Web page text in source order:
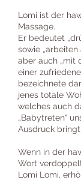
Lomi ist der
Massage.
Er bedeutet
sowie „arbeiten
aber auch „mit
einer
bezeichnete
jenes totale
welches auch
„Babytreten“
Ausdruck bringt.
Wenn in der
Wort
Lomi Lomi,